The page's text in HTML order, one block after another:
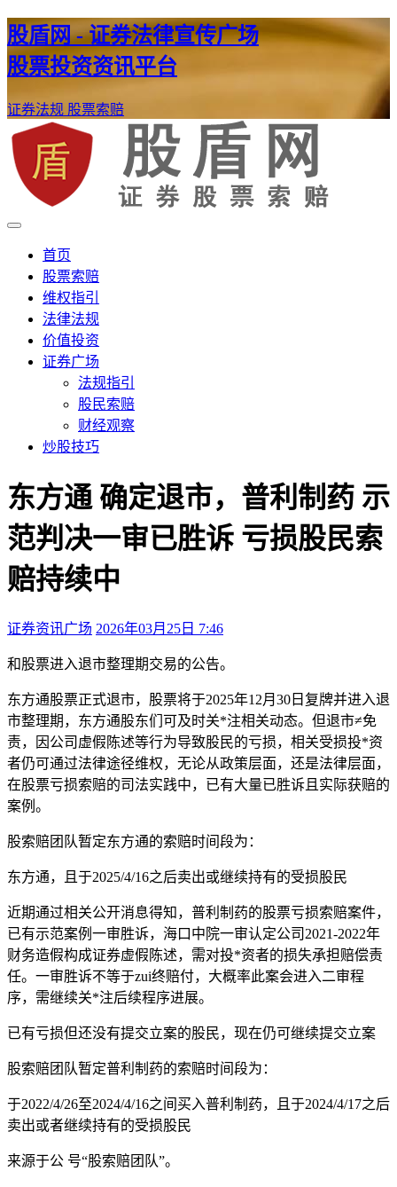
股盾网 - 证券法律宣传广场
股票投资资讯平台
证券法规 股票索赔
股盾网
证券股票维权网
首页
股票索赔
维权指引
法律法规
价值投资
证券广场
法规指引
股民索赔
财经观察
炒股技巧
东方通 确定退市，普利制药 示
范判决一审已胜诉 亏损股民索
赔持续中
证券资讯广场 2026年03月25日 7:46
和股票进入退市整理期交易的公告。
东方通股票正式退市，股票将于2025年12月30日复牌并进入退
市整理期，东方通股东们可及时关*注相关动态。但退市≠免
责，因公司虚假陈述等行为导致股民的亏损，相关受损投*资
者仍可通过法律途径维权，无论从政策层面，还是法律层面，
在股票亏损索赔的司法实践中，已有大量已胜诉且实际获赔的
案例。
股索赔团队暂定东方通的索赔时间段为：
东方通，且于2025/4/16之后卖出或继续持有的受损股民
近期通过相关公开消息得知，普利制药的股票亏损索赔案件，
已有示范案例一审胜诉，海口中院一审认定公司2021-2022年
财务造假构成证券虚假陈述，需对投*资者的损失承担赔偿责
任。一审胜诉不等于zui终赔付，大概率此案会进入二审程
序，需继续关*注后续程序进展。
已有亏损但还没有提交立案的股民，现在仍可继续提交立案
股索赔团队暂定普利制药的索赔时间段为：
于2022/4/26至2024/4/16之间买入普利制药，且于2024/4/17之后
卖出或者继续持有的受损股民
来源于公 号“股索赔团队”。